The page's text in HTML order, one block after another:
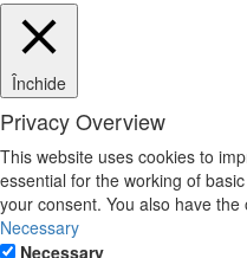
Închide
Privacy Overview
This website uses cookies to
essential for the working of
your consent. You also have
Necessary
Necessary